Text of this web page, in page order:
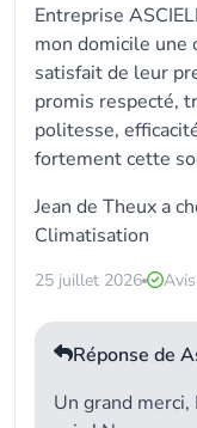
Entreprise
mon domicile une
satisfait de leur
promis respecté,
politesse,
fortement cette
Jean de Theux a
Climatisation
25 juillet 2026
Réponse de
Un grand